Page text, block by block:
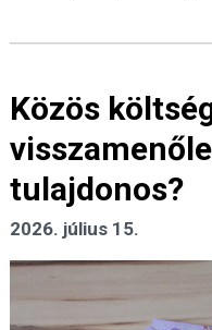
Közös
tulajdonos?
2026. július 15.